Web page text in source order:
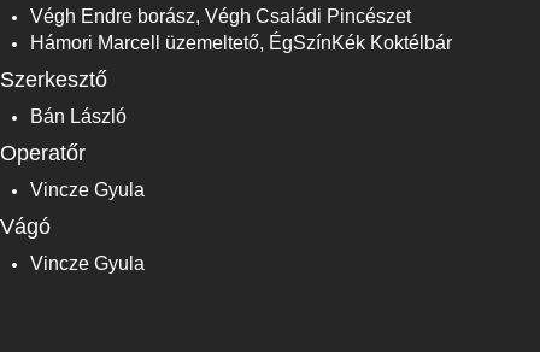
Végh Endre borász, Végh Családi Pincészet
Hámori Marcell üzemeltető, ÉgSzínKék Koktélbár
Szerkesztő
Bán László
Operatőr
Vincze Gyula
Vágó
Vincze Gyula